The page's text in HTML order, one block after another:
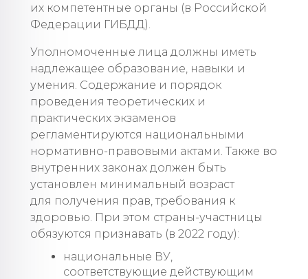
их компетентные органы (в Российской
Федерации ГИБДД).
Уполномоченные лица должны иметь
надлежащее образование, навыки и
умения. Содержание и порядок
проведения теоретических и
практических экзаменов
регламентируются национальными
нормативно-правовыми актами. Также во
внутренних законах должен быть
установлен минимальный возраст
для получения прав, требования к
здоровью. При этом страны-участницы
обязуются признавать (в 2022 году):
национальные ВУ,
соответствующие действующим